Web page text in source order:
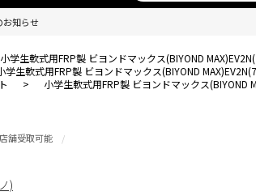
知らせ
小学生軟式用FRP製 ビヨンドマックス(BIYOND
学生軟式用FRP製 ビヨンドマックス(BIYOND
> 小学生軟式用FRP製 ビヨンドマックス(BIYOND
店舗受取可能
)